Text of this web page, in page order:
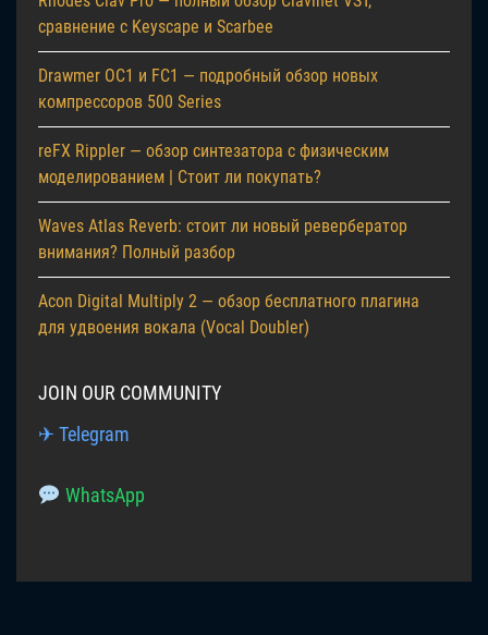
сравнение с Keyscape и Scarbee
Drawmer OC1 и FC1 — подробный обзор новых
компрессоров 500 Series
reFX Rippler — обзор синтезатора с физическим
моделированием | Стоит ли покупать?
Waves Atlas Reverb: стоит ли новый ревербератор
внимания? Полный разбор
Acon Digital Multiply 2 — обзор бесплатного плагина
для удвоения вокала (Vocal Doubler)
JOIN OUR COMMUNITY
✈ Telegram
WhatsApp